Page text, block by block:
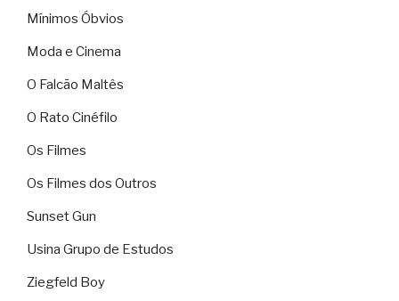
Mínimos Óbvios
Moda e Cinema
O Falcão Maltês
O Rato Cinéfilo
Os Filmes
Os Filmes dos Outros
Sunset Gun
Usina Grupo de Estudos
Ziegfeld Boy